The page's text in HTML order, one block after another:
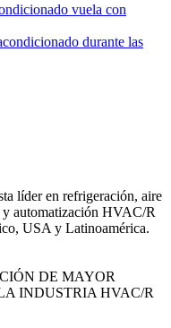
vuela con
durante las
líder en refrigeración, aire
automatización HVAC/R
USA y Latinoamérica.
DE MAYOR
INDUSTRIA HVAC/R